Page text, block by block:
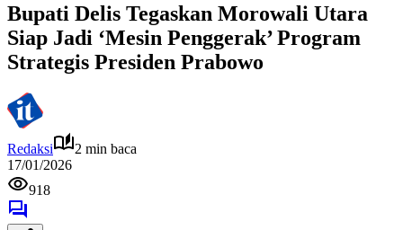
Bupati Delis Tegaskan Morowali Utara
Siap Jadi ‘Mesin Penggerak’ Program
Strategis Presiden Prabowo
Redaksi
2 min baca
17/01/2026
918